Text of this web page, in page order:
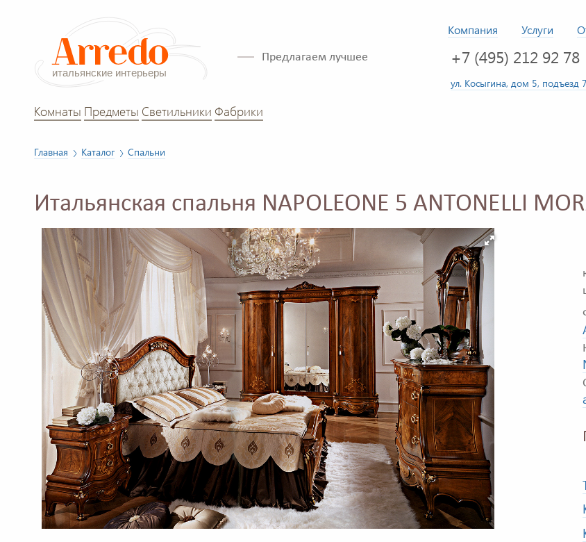
Компания Услуги
Предлагаем лучшее +7 (495) 212 92 78
ул. Косыгина, дом 5, подъезд 7
Комнаты Предметы Светильники Фабрики
Главная Каталог Спальни
Итальянская спальня NAPOLEONE 5 ANTONELLI